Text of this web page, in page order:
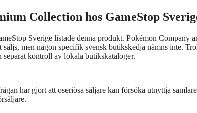
Collection hos GameStop
Sverige listade denna produkt. Pokémon Company
men någon specifik svensk butikskedja nämns inte.
kontroll av lokala butikskataloger.
har gjort att oseriösa säljare kan försöka utnyttja